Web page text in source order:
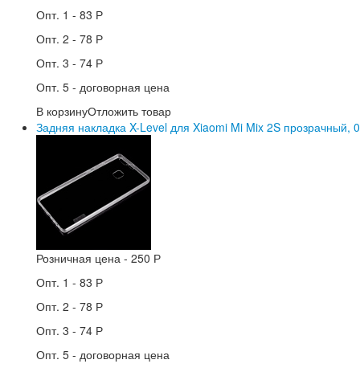
Опт. 1 - 83 Р
Опт. 2 - 78 Р
Опт. 3 - 74 Р
Опт. 5 - договорная цена
В корзинуОтложить товар
Задняя накладка X-Level для Xiaomi Mi Mix 2S прозрачный,
Розничная цена - 250 Р
Опт. 1 - 83 Р
Опт. 2 - 78 Р
Опт. 3 - 74 Р
Опт. 5 - договорная цена